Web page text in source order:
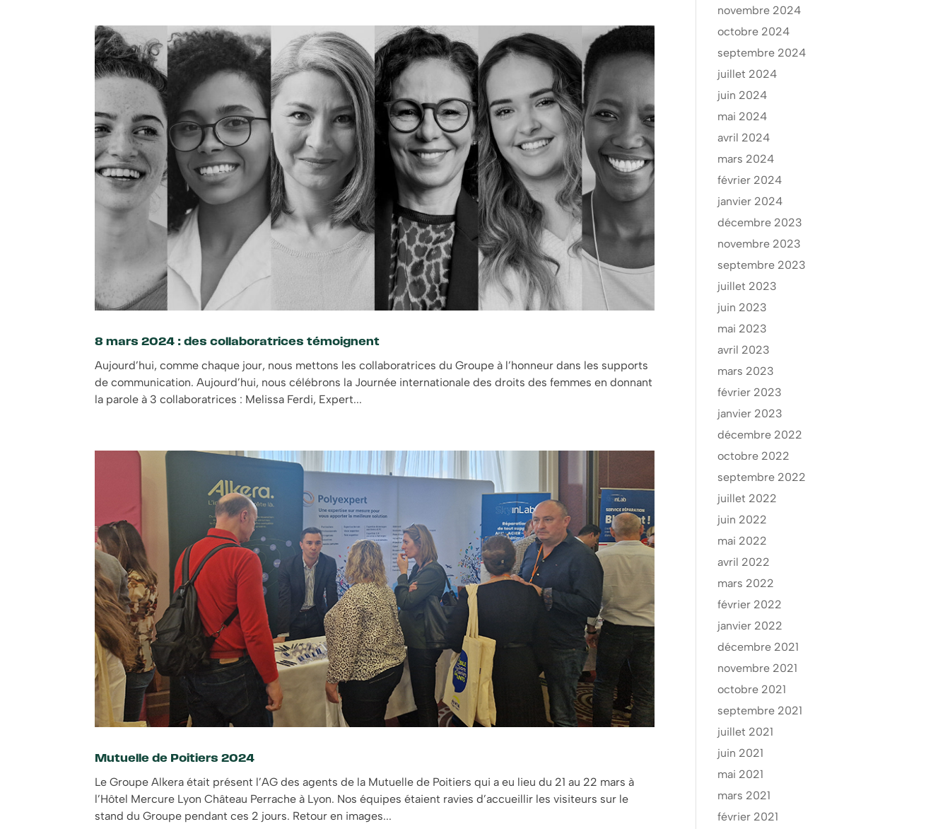
8 mars 2024 : des collaboratrices témoignent
Aujourd’hui, comme chaque jour, nous mettons les collaboratrices du Groupe à l’honneur dans les supports
de communication. Aujourd’hui, nous célébrons la Journée internationale des droits des femmes en donnant
la parole à 3 collaboratrices : Melissa Ferdi, Expert...
Mutuelle de Poitiers 2024
Le Groupe Alkera était présent l’AG des agents de la Mutuelle de Poitiers qui a eu lieu du 21 au 22 mars à
l’Hôtel Mercure Lyon Château Perrache à Lyon. Nos équipes étaient ravies d’accueillir les visiteurs sur le
stand du Groupe pendant ces 2 jours. Retour en images...
novembre 2024
octobre 2024
septembre 2024
juillet 2024
juin 2024
mai 2024
avril 2024
mars 2024
février 2024
janvier 2024
décembre 2023
novembre 2023
septembre 2023
juillet 2023
juin 2023
mai 2023
avril 2023
mars 2023
février 2023
janvier 2023
décembre 2022
octobre 2022
septembre 2022
juillet 2022
juin 2022
mai 2022
avril 2022
mars 2022
février 2022
janvier 2022
décembre 2021
novembre 2021
octobre 2021
septembre 2021
juillet 2021
juin 2021
mai 2021
mars 2021
février 2021